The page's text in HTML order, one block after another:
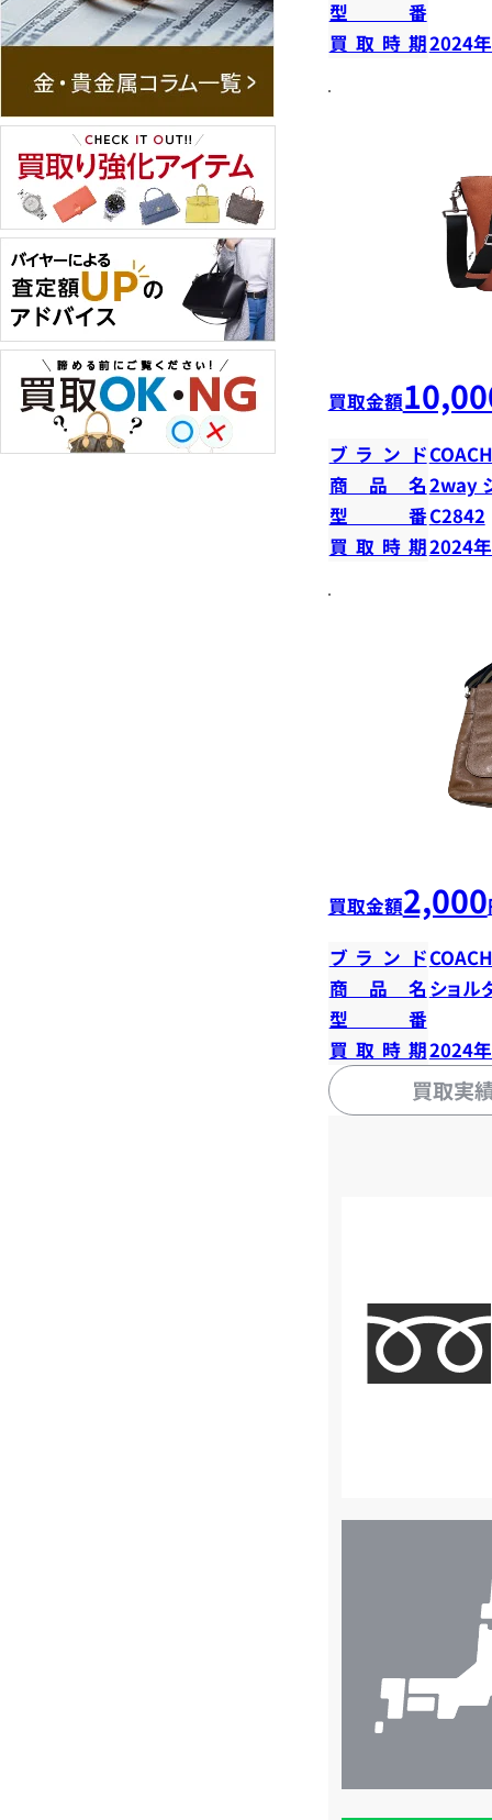
型番
買取時期2024
買取金額
ブランドCOACH
商品名2way
型番C2842
買取時期2024
買取金額2,000
ブランドCOACH
商品名 ショル
型番
買取時期2024
買取実